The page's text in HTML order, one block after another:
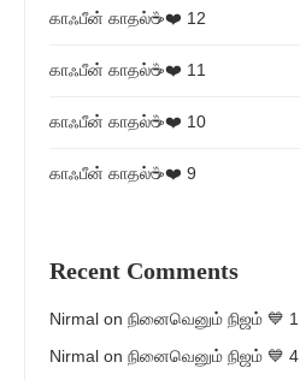
காஃபீன் காதல்☕❤️ 12
காஃபீன் காதல்☕❤️ 11
காஃபீன் காதல்☕❤️ 10
காஃபீன் காதல்☕❤️ 9
Recent Comments
Nirmal on நினைவெனும் நிஜம் 💙 1
Nirmal on நினைவெனும் நிஜம் 💙 4